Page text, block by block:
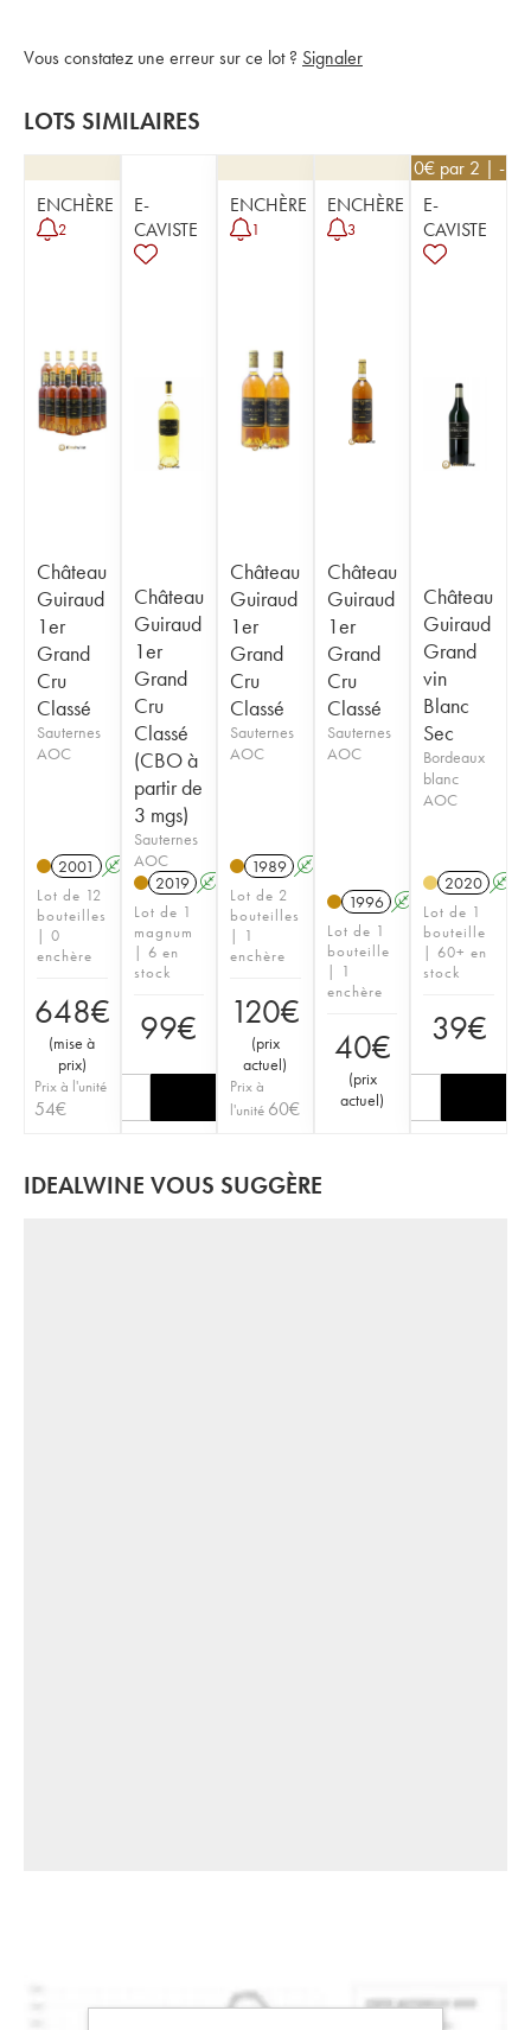
Vous constatez une erreur sur ce lot ? Signaler
LOTS SIMILAIRES
ENCHÈRE
2
Château
Guiraud
1er
Grand
Cru
Classé
Sauternes
AOC
2001 A T
Lot de 12
bouteilles
| 0
enchère
648€
(mise à
prix)
Prix à l'unité
54€
E-
CAVISTE
Château
Guiraud
1er
Grand
Cru
Classé
(CBO à
partir de
3 mgs)
Sauternes
AOC
2019 A
Lot de 1
magnum
| 6 en
stock
99€
ENCHÈRE
1
Château
Guiraud
1er
Grand
Cru
Classé
Sauternes
AOC
1989 A
Lot de 2
bouteilles
| 1
enchère
120€
(prix
actuel)
Prix à
l'unité 60€
ENCHÈRE
3
Château
Guiraud
1er
Grand
Cru
Classé
Sauternes
AOC
1996 A
Lot de 1
bouteille
| 1
enchère
40€
(prix
actuel)
35,10€ par 2 | -
E-
CAVISTE
Château
Guiraud
Grand
vin
Blanc
Sec
Bordeaux
blanc
AOC
2020 A
Lot de 1
bouteille
| 60+ en
stock
39€
IDEALWINE VOUS SUGGÈRE